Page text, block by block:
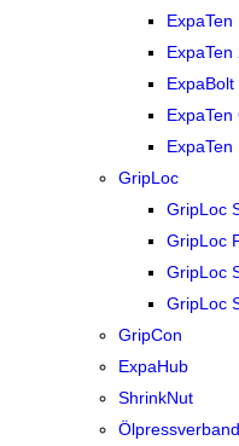
ExpaTen
ExpaTen
ExpaBolt
ExpaTen
ExpaTen
GripLoc
GripLoc
GripLoc
GripLoc
GripLoc
GripCon
ExpaHub
ShrinkNut
Ölpressverband